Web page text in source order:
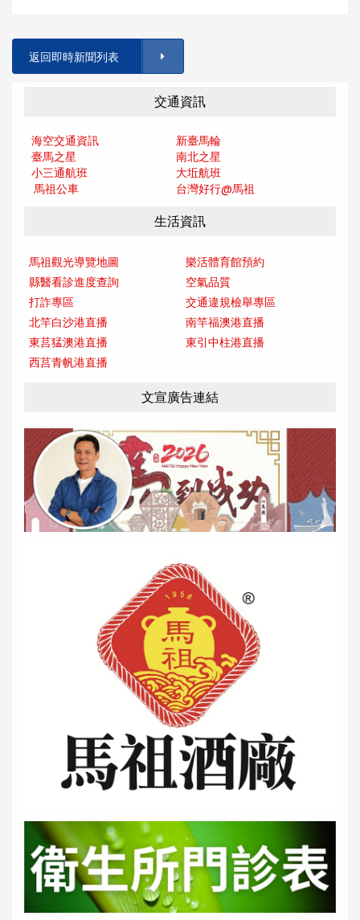
返回即時新聞列表
交通資訊
海空交通資訊
新臺馬輪
臺馬之星
南北之星
小三通航班
大坵航班
馬祖公車
台灣好行@馬祖
生活資訊
馬祖觀光導覽地圖
樂活體育館預約
縣醫看診進度查詢
空氣品質
打詐專區
交通違規檢舉專區
北竿白沙港直播
南竿福澳港直播
東莒猛澳港直播
東引中柱港直播
西莒青帆港直播
文宣廣告連結